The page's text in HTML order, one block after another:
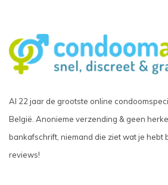
Al 22 jaar de grootste online
België. Anonieme verzending & geen
bankafschrift, niemand die ziet wat je hebt
reviews!